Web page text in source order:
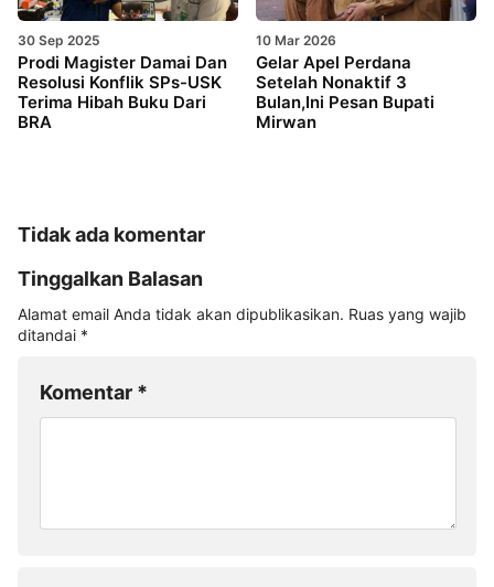
30 Sep 2025
Prodi Magister Damai Dan
Resolusi Konflik SPs-USK
Terima Hibah Buku Dari
BRA
10 Mar 2026
Gelar Apel Perdana
Setelah Nonaktif 3
Bulan,Ini Pesan Bupati
Mirwan
Tidak ada komentar
Tinggalkan Balasan
Alamat email Anda tidak akan dipublikasikan. Ruas yang wajib
ditandai *
Komentar *